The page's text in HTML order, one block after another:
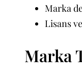
Marka
Lisans
Marka